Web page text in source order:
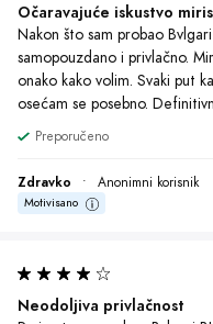
Očaravajuće iskustvo
Nakon što sam probao
samopouzdano i privlačno.
onako kako volim. Svaki put
osećam se posebno.
Preporučeno
Zdravko • Anonimni korisnik
Motivisano
Neodoljiva privlačnost